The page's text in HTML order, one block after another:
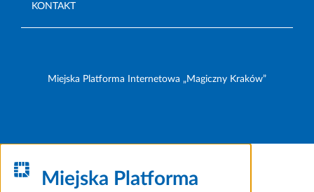
KONTAKT
Miejska Platforma Internetowa „Magiczny Kraków”
Miejska Platforma